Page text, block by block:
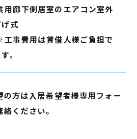
ロケーション
ギャラリー
居室のエアコン室外
式
は賃借人様ご負担で
。
方は入居希望者様専用フォー
ください。